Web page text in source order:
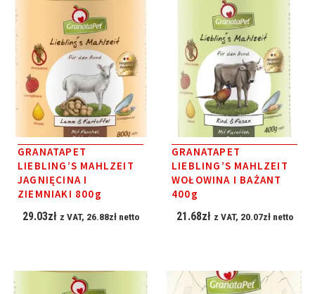
GRANATAPET
LIEBLING’S MAHLZEIT
JAGNIĘCINA I
ZIEMNIAKI 800g
29.03zł z VAT, 26.88złnetto
GRANATAPET
LIEBLING’S MAHLZEIT
WOŁOWINA I BAŻANT
400g
21.68zł z VAT, 20.07złnetto